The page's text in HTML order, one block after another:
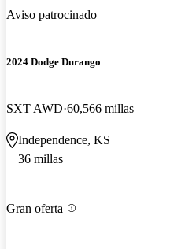
Aviso patrocinado
2024 Dodge Durango
SXT AWD 60,566 millas
Independence, KS
36 millas
Gran oferta